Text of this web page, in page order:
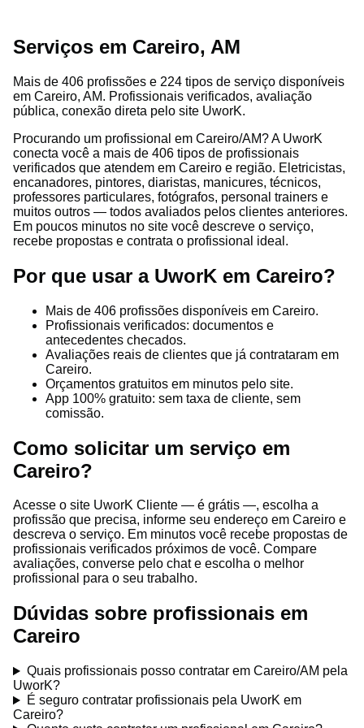
Serviços em Careiro, AM
Mais de 406 profissões e 224 tipos de serviço disponíveis
em Careiro, AM. Profissionais verificados, avaliação
pública, conexão direta pelo site UworK.
Procurando um profissional em Careiro/AM? A UworK
conecta você a mais de 406 tipos de profissionais
verificados que atendem em Careiro e região. Eletricistas,
encanadores, pintores, diaristas, manicures, técnicos,
professores particulares, fotógrafos, personal trainers e
muitos outros — todos avaliados pelos clientes anteriores.
Em poucos minutos no site você descreve o serviço,
recebe propostas e contrata o profissional ideal.
Por que usar a UworK em Careiro?
Mais de 406 profissões disponíveis em Careiro.
Profissionais verificados: documentos e
antecedentes checados.
Avaliações reais de clientes que já contrataram em
Careiro.
Orçamentos gratuitos em minutos pelo site.
App 100% gratuito: sem taxa de cliente, sem
comissão.
Como solicitar um serviço em
Careiro?
Acesse o site UworK Cliente — é grátis —, escolha a
profissão que precisa, informe seu endereço em Careiro e
descreva o serviço. Em minutos você recebe propostas de
profissionais verificados próximos de você. Compare
avaliações, converse pelo chat e escolha o melhor
profissional para o seu trabalho.
Dúvidas sobre profissionais em
Careiro
Quais profissionais posso contratar em Careiro/AM pela
UworK?
É seguro contratar profissionais pela UworK em
Careiro?